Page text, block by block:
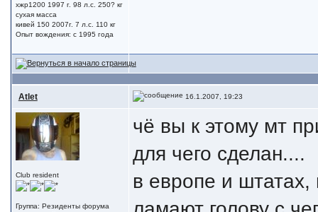
хжр1200 1997 г. 98 л.с. 250? кг
сухая масса
кивей 150 2007г. 7 л.с. 110 кг
Опыт вождения: с 1995 года
Atlet 16.1.2007, 19:23
Club resident
Группа: Резиденты форума
чё вы к этому мт
для чего сделан....
в европе и